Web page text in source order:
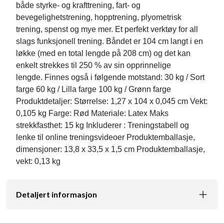
både styrke- og krafttrening, fart- og
bevegelighetstrening, hopptrening, plyometrisk
trening, spenst og mye mer. Et perfekt verktøy for all
slags funksjonell trening. Båndet er 104 cm langt i en
løkke (med en total lengde på 208 cm) og det kan
enkelt strekkes til 250 % av sin opprinnelige
lengde. Finnes også i følgende motstand: 30 kg / Sort
farge 60 kg / Lilla farge 100 kg / Grønn farge
Produktdetaljer: Størrelse: 1,27 x 104 x 0,045 cm Vekt:
0,105 kg Farge: Rød Materiale: Latex Maks
strekkfasthet: 15 kg Inkluderer : Treningstabell og
lenke til online treningsvideoer Produktemballasje,
dimensjoner: 13,8 x 33,5 x 1,5 cm Produktemballasje,
vekt: 0,13 kg
Detaljert informasjon